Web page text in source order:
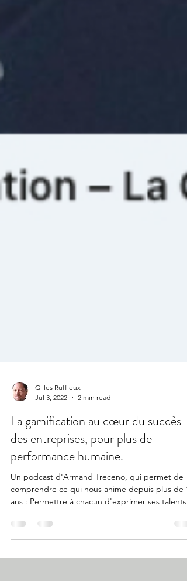
Jul 3, 2022
2 min read
La gamification au cœur du succès
des entreprises, pour plus de
performance humaine.
Un podcast d'Armand Treceno, qui permet de
ans : Permettre à chacun d'exprimer ses